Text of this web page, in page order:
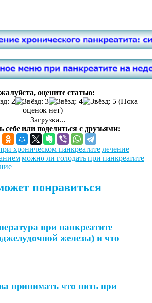
оцените статью:
(Пока
оценок нет)
Загрузка...
себе или поделиться с друзьями:
хроническом панкреатите лечение
можно ли голодать при панкреатите
понравиться
при панкреатите
железы) и что
принимать что пить при